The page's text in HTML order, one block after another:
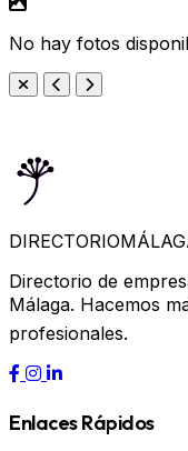
No hay fotos
DIRECTORIO
Directorio de
Málaga. Hacemos
profesionales.
Enlaces Rápidos